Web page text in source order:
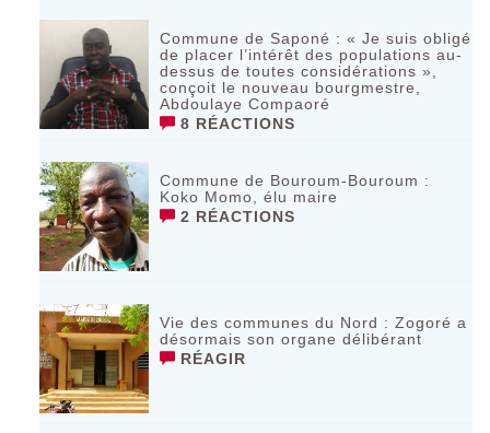
Commune de Saponé : « Je suis obligé
de placer l’intérêt des populations au-
dessus de toutes considérations »,
conçoit le nouveau bourgmestre,
Abdoulaye Compaoré
8 RÉACTIONS
Commune de Bouroum-Bouroum :
Koko Momo, élu maire
2 RÉACTIONS
Vie des communes du Nord : Zogoré a
désormais son organe délibérant
RÉAGIR